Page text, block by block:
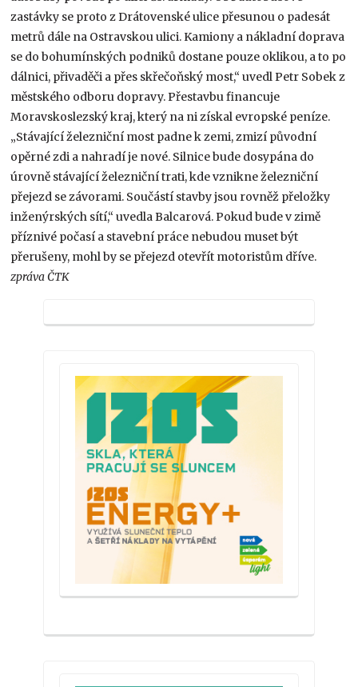
zastávky se proto z Drátovenské ulice přesunou o padesát
metrů dále na Ostravskou ulici. Kamiony a nákladní doprava
se do bohumínských podniků dostane pouze oklikou, a to po
dálnici, přivaděči a přes skřečoňský most,“ uvedl Petr Sobek z
městského odboru dopravy. Přestavbu financuje
Moravskoslezský kraj, který na ni získal evropské peníze.
„Stávající železniční most padne k zemi, zmizí původní
opěrné zdi a nahradí je nové. Silnice bude dosypána do
úrovně stávající železniční trati, kde vznikne železniční
přejezd se závorami. Součástí stavby jsou rovněž přeložky
inženýrských sítí,“ uvedla Balcarová. Pokud bude v zimě
příznivé počasí a stavební práce nebudou muset být
přerušeny, mohl by se přejezd otevřít motoristům dříve.
zpráva ČTK